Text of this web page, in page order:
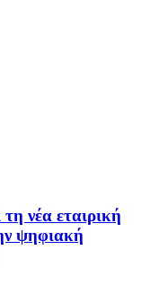
νέα εταιρική
ψηφιακή